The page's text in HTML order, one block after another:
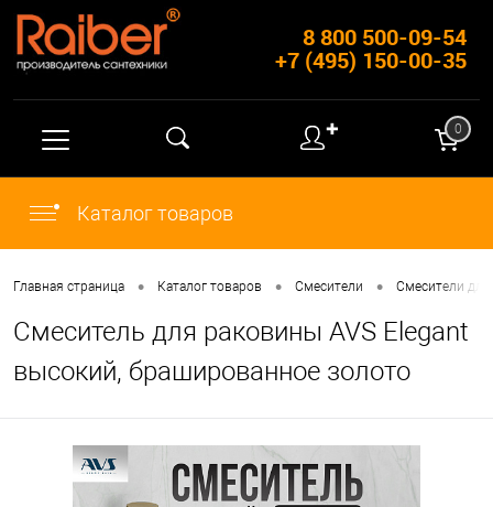
8 800 500-09-54
+7 (495) 150-00-35
✚ 0
Каталог товаров
Главная страница • Каталог товаров • Смесители • Смесители
Смеситель для раковины AVS Elegant
высокий, брашированное золото